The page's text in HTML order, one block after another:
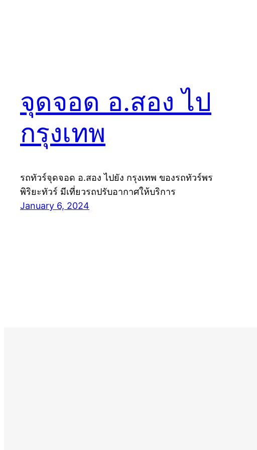
จุดจอด อ.สอง ไป
กรุงเทพ
รถทัวร์จุดจอด อ.สอง ไปยัง กรุงเทพ ของรถทัวร์พร
พิริยะทัวร์ มีเที่ยวรถปรับอากาศให้บริการ
January 6, 2024